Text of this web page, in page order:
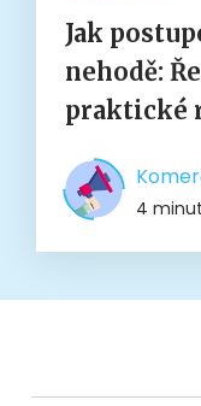
Jak
nehodě:
praktické
4